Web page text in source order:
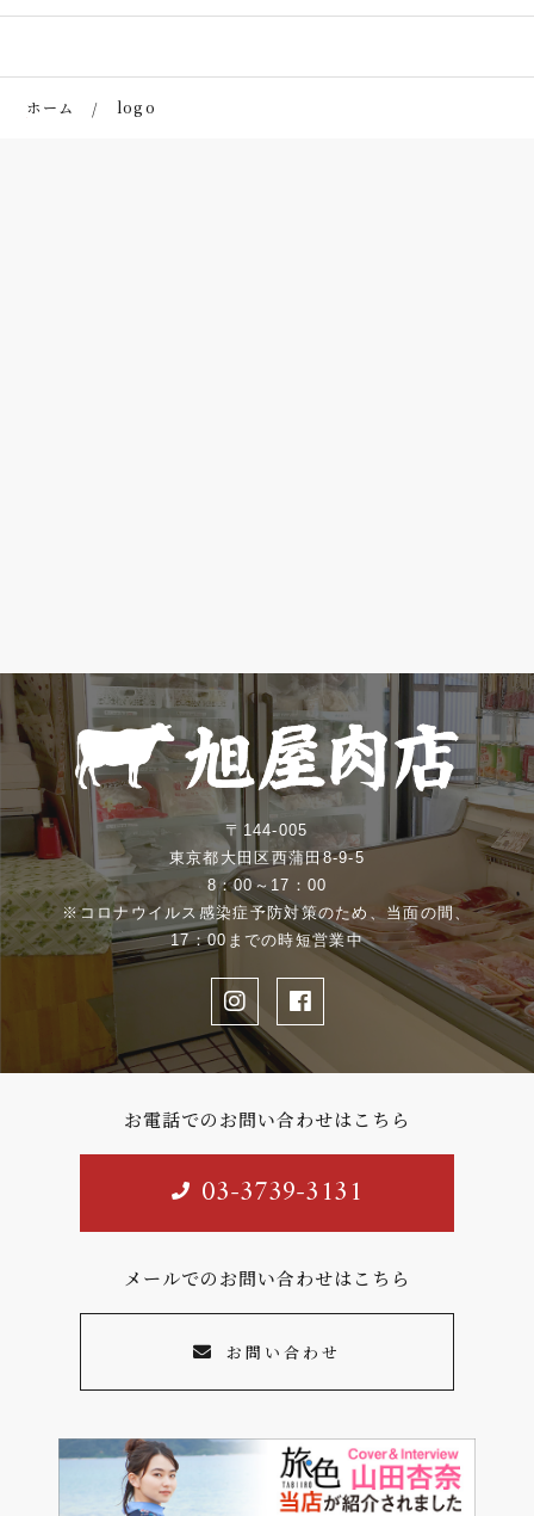
ホーム logo
〒144-005
東京都大田区西蒲田8-9-5
8：00～17：00
※コロナウイルス感染症予防対策のため、当面の間、
17：00までの時短営業中
お電話でのお問い合わせはこちら
03-3739-3131
メールでのお問い合わせはこちら
お問い合わせ